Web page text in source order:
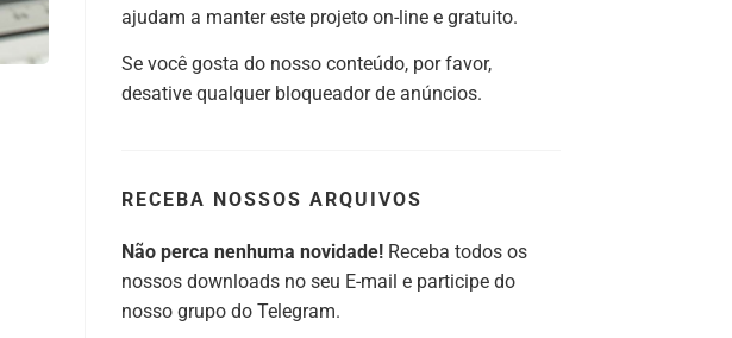
ajudam a manter este projeto on-line e gratuito.
Se você gosta do nosso conteúdo, por favor,
desative qualquer bloqueador de anúncios.
RECEBA NOSSOS ARQUIVOS
Não perca nenhuma novidade!Receba todos os
nossos downloads no seu E-mail e participe do
nosso grupo do Telegram.